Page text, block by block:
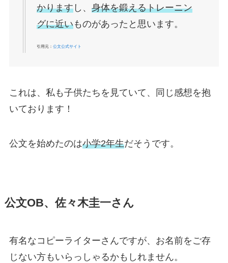
かりますし、 身体を鍛えるトレーニン
グに近いものがあったと思います。
引用元： 公文公式サイト
これは、私も子供たちを見ていて、同じ感想を抱
いております！
公文を始めたのは小学2年生だそうです。
公文OB、佐々木圭一さん
有名なコピーライターさんですが、お名前をご存
じない方もいらっしゃるかもしれません。